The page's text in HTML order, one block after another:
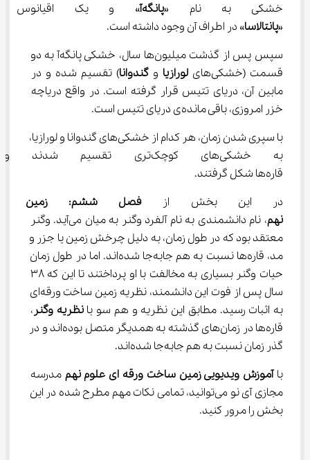
خشکی به نام «پانگه‌آ» و یک اقیانوس
«پانتالاسا» در اطراف آن وجود داشته است.
سپس پس از گذشت میلیون‌ها سال، خشکی پانگه‌آ به دو
قسمت (خشکی‌های
لورازیا و گندوانا) تقسیم شده و در
مابین آن، دریای تتیس قرار گرفته است. در واقع دریاچه
خزر امروزی، باقی مانده‌ی دریای تتیس است.
با سپری شدن زمان، هر کدام از خشکی‌های گندوانا و لورازیا،
به خشکی‌های کوچک‌تری
قاره‌ها شکل گرفتند.
در این بخش از فصل ششم: زمین
نهم
، نام دانشمندی به نام آلفرد وگنر به میان می‌آید. وگنر
معتقد بود که در طول زمان، به دلیل چرخش زمین یا جزر و
مد، قاره‌ها نسبت به هم جابه‌جا شده‌اند. اما در طول زمان
سال پس از فوت این دانشمند، نظریه زمین ساخت ورقه‌ای
به اثبات رسید. مطابق این نظریه و هم سو با نظریه وگنر،
قاره‌ها در زمان‌های گذشته به همدیگر متصل بوده‌اند و در
گذر زمان نسبت به هم جابه‌جا شده‌اند.
با آموزش ویدیویی زمین ساخت ورقه ای علوم نهم مدرسه
مجازی آی نو می‌توانید، تمامی نکات مهم مطرح شده در این
بخش را مرور کنید.